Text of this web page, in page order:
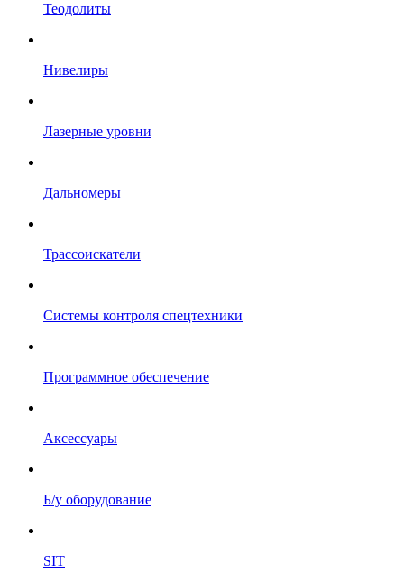
Теодолиты
Нивелиры
Лазерные уровни
Дальномеры
Трассоискатели
Системы контроля спецтехники
Программное обеспечение
Аксессуары
Б/у оборудование
SIT